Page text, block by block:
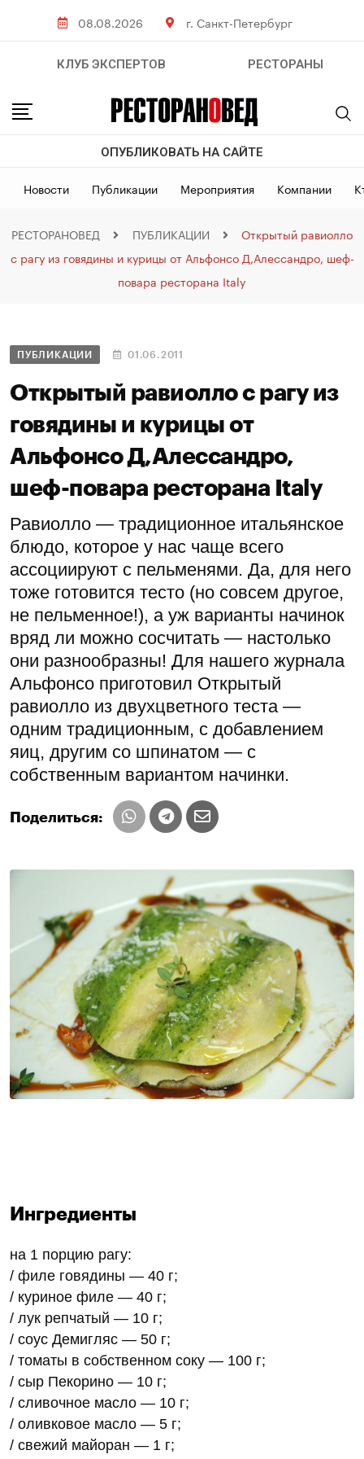
08.08.2026 г. Санкт-Петербург
КЛУБ ЭКСПЕРТОВ РЕСТОРАНЫ
ОПУБЛИКОВАТЬ НА САЙТЕ
Новости Публикации Мероприятия Компании
РЕСТОРАНОВЕД ПУБЛИКАЦИИ
Открытый равиолло
с рагу из говядины и курицы от Альфонсо Д,Алессандро, шеф-
повара ресторана Italy
ПУБЛИКАЦИИ 01.06.2011
Открытый равиолло с рагу из
говядины и курицы от
Альфонсо Д,Алессандро,
шеф-повара ресторана Italy
Равиолло — традиционное итальянское
блюдо, которое у нас чаще всего
ассоциируют с пельменями. Да, для него
тоже готовится тесто (но совсем другое,
не пельменное!), а уж варианты начинок
вряд ли можно сосчитать — настолько
они разнообразны! Для нашего журнала
Альфонсо приготовил Открытый
равиолло из двухцветного теста —
одним традиционным, с добавлением
яиц, другим со шпинатом — с
собственным вариантом начинки.
Поделиться:
Ингредиенты
на 1 порцию рагу:
/ филе говядины — 40 г;
/ куриное филе — 40 г;
/ лук репчатый — 10 г;
/ соус Демигляс — 50 г;
/ томаты в собственном соку — 100 г;
/ сыр Пекорино — 10 г;
/ сливочное масло — 10 г;
/ оливковое масло — 5 г;
/ свежий майоран — 1 г;